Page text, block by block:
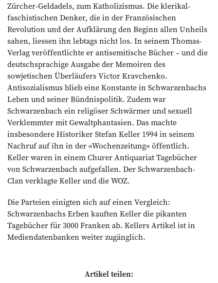
Zürcher-Geldadels, zum Katholizismus. Die klerikal-
faschistischen Denker, die in der Französischen
Revolution und der Aufklärung den Beginn allen Unheils
sahen, liessen ihn lebtags nicht los. In ­seinem Thomas-
Verlag veröffentlichte er antisemitische Bücher – und die
deutschsprachige Ausgabe der Memoiren des
sowjetischen Überläufers Victor Kravchenko.
Antisozialismus blieb eine Konstante in Schwarzenbachs
Leben und seiner Bündnispolitik. Zudem war
Schwarzenbach ein religöser Schwärmer und sexuell
Verklemmter mit Gewaltphantasien. Das machte
insbesondere Historiker Stefan Keller 1994 in seinem
Nachruf auf ihn in der «Wochenzeitung» öffentlich.
Keller waren in einem Churer Antiquariat Tagebücher
von Schwarzenbach aufgefallen. Der Schwarzenbach-
Clan verklagte Keller und die WOZ.
Die Parteien einigten sich auf einen Vergleich:
Schwarzenbachs Erben kauften Keller die pikanten
Tagebücher für 3000 Franken ab. Kellers Artikel ist in
Mediendatenbanken weiter zugänglich.
Artikel teilen: